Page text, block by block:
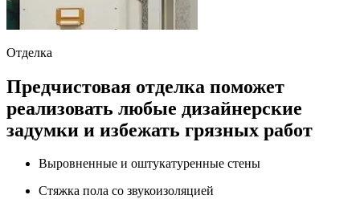
Отделка
Предчистовая отделка поможет
реализовать любые дизайнерские
задумки и избежать грязных работ
Выровненные и оштукатуренные стены
Стяжка пола со звукоизоляцией